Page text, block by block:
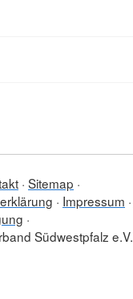
Sitemap
Impressum
Südwestpfalz e.V.